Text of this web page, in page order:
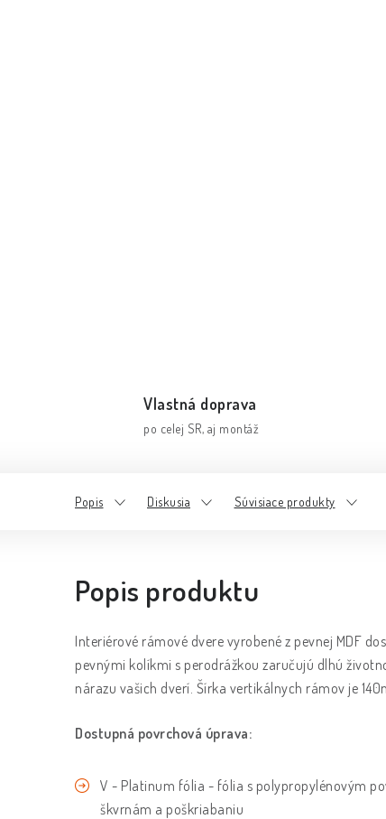
Vlastná doprava
po celej SR, aj montáž
Popis Diskusia Súvisiace produkty
Popis produktu
Interiérové rámové dvere vyrobené z pevnej MDF
pevnými kolíkmi s perodrážkou zaručujú dlhú
nárazu vašich dverí. Šírka vertikálnych rámov je
Dostupná povrchová úprava:
V - Platinum fólia - fólia s polypropylénovým
škvrnám a poškriabaniu